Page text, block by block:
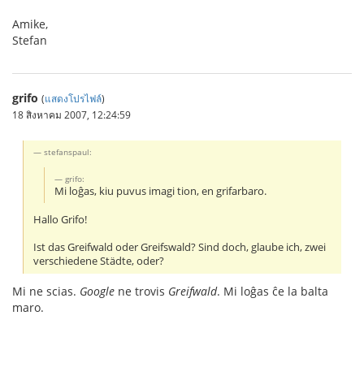
Amike,
Stefan
grifo (แสดงโปรไฟล์)
18 สิงหาคม 2007, 12:24:59
stefanspaul:
grifo:
Mi loĝas, kiu puvus imagi tion, en grifarbaro.
Hallo Grifo!
Ist das Greifwald oder Greifswald? Sind doch, glaube ich, zwei
verschiedene Städte, oder?
Mi ne scias. Google ne trovis Greifwald. Mi loĝas ĉe la balta
maro.